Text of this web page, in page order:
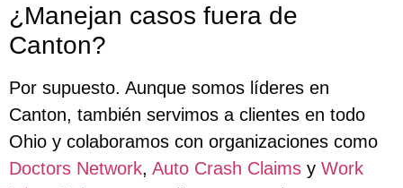
¿Manejan casos fuera de
Canton?
Por supuesto. Aunque somos líderes en
Canton, también servimos a clientes en todo
Ohio y colaboramos con organizaciones como
Doctors Network, Auto Crash Claims y Work